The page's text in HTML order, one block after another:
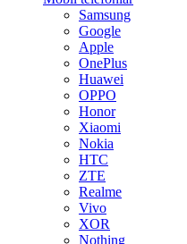
Samsung
Google
Apple
OnePlus
Huawei
OPPO
Honor
Xiaomi
Nokia
HTC
ZTE
Realme
Vivo
XOR
Nothing